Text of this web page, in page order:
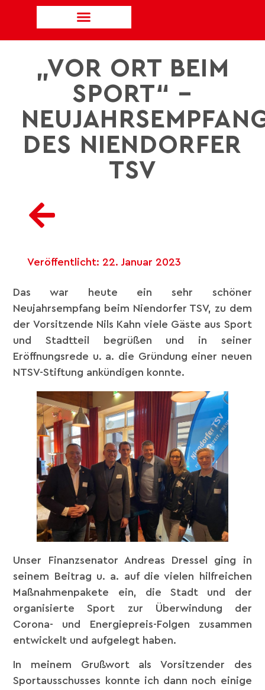
„VOR ORT BEIM
SPORT“ –
DES NIENDORFER
TSV
Veröffentlicht: 22. Januar 2023
Das war heute ein sehr schöner
Neujahrsempfang beim Niendorfer TSV, zu dem
der Vorsitzende Nils Kahn viele Gäste aus Sport
und Stadtteil begrüßen und in seiner
Eröffnungsrede u. a. die Gründung einer neuen
NTSV-Stiftung ankündigen konnte.
Unser Finanzsenator Andreas Dressel ging in
seinem Beitrag u. a. auf die vielen hilfreichen
Maßnahmenpakete ein, die Stadt und der
organisierte Sport zur Überwindung der
Corona- und Energiepreis-Folgen zusammen
entwickelt und aufgelegt haben.
In meinem Grußwort als Vorsitzender des
Sportausschusses konnte ich dann noch einige